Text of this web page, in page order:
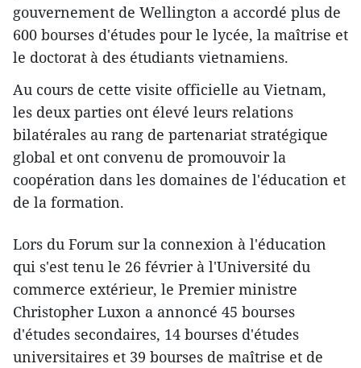
gouvernement de Wellington a accordé plus de
600 bourses d'études pour le lycée, la maîtrise et
le doctorat à des étudiants vietnamiens.
Au cours de cette visite officielle au Vietnam,
les deux parties ont élevé leurs relations
bilatérales au rang de partenariat stratégique
global et ont convenu de promouvoir la
coopération dans les domaines de l'éducation et
de la formation.
Lors du Forum sur la connexion à l'éducation
qui s'est tenu le 26 février à l'Université du
commerce extérieur, le Premier ministre
Christopher Luxon a annoncé 45 bourses
d'études secondaires, 14 bourses d'études
universitaires et 39 bourses de maîtrise et de